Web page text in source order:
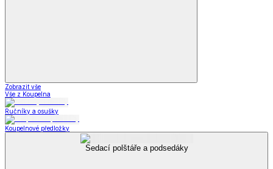
Zobrazit vše
Vše z Koupelna
Ručníky a osušky
Koupelnové předložky
Sedací polštáře a podsedáky